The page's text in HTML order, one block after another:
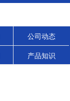
公司动态
产品知识